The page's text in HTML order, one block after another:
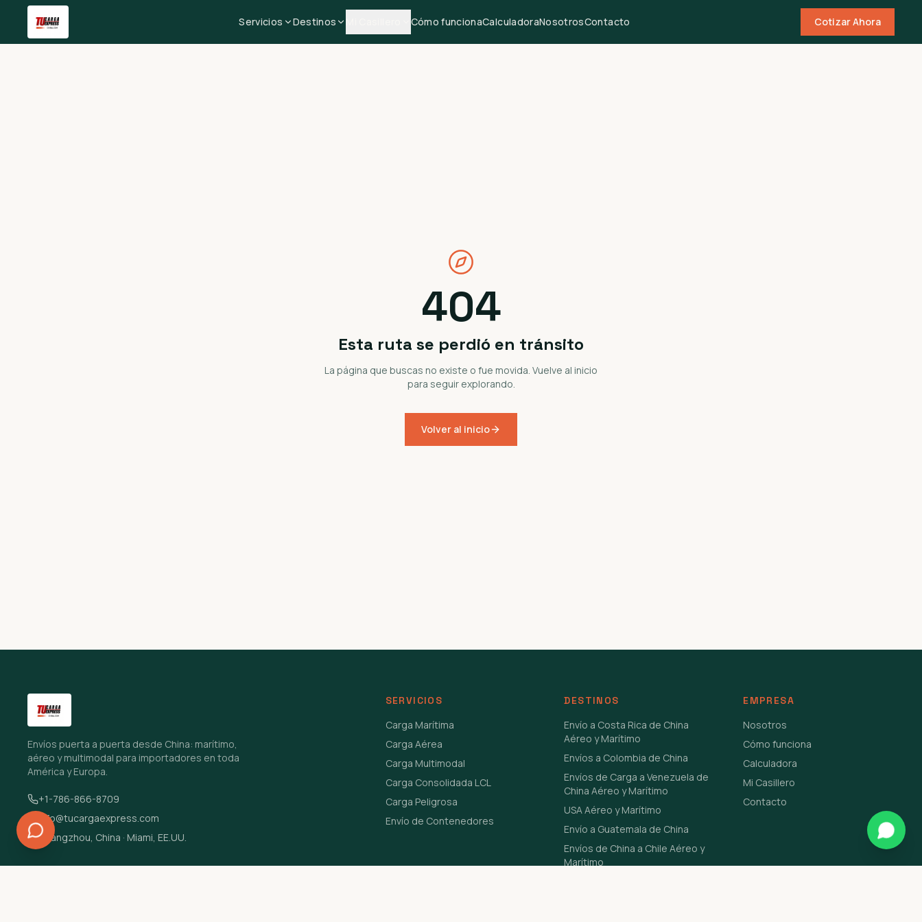
Servicios Destinos Cómo funcionaCalculadoraNosotrosContacto Cotizar Ahora
404
Esta ruta se perdió en tránsito
La página que buscas no existe o fue movida. Vuelve al inicio
para seguir explorando.
Volver al inicio
Envíos puerta a puerta desde China: marítimo,
aéreo y multimodal para importadores en toda
América y Europa.
+1-786-866-8709
info@tucargaexpress.com
Guangzhou, China · Miami, EE.UU.
SERVICIOS
Carga Marítima
Carga Aérea
Carga Multimodal
Carga Consolidada LCL
Carga Peligrosa
Envío de Contenedores
DESTINOS
Envío a Costa Rica de China
Aéreo y Marítimo
Envíos a Colombia de China
Envíos de Carga a Venezuela de
China Aéreo y Marítimo
USA Aéreo y Marítimo
Envío a Guatemala de China
Envíos de China a Chile Aéreo y
Marítimo
EMPRESA
Nosotros
Cómo funciona
Calculadora
Mi Casillero
Contacto